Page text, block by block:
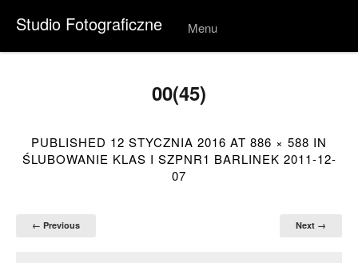
Studio Fotograficzne Menu
Skip to
00(45)
PUBLISHED 12 STYCZNIA 2016 AT 886 × 588 IN
ŚLUBOWANIE KLAS I SZPNR1 BARLINEK 2011-12-
07
← Previous Next →